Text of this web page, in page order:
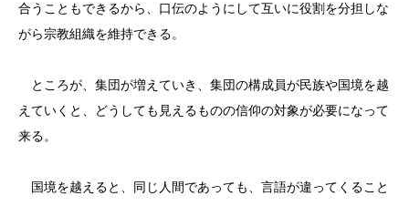
合うこともできるから、口伝のようにして互いに役割を分担しな
がら宗教組織を維持できる。
ところが、集団が増えていき、集団の構成員が民族や国境を越
えていくと、どうしても見えるものの信仰の対象が必要になって
来る。
国境を越えると、同じ人間であっても、言語が違ってくること